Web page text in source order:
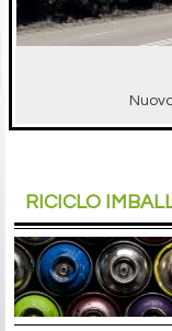
RICICLO